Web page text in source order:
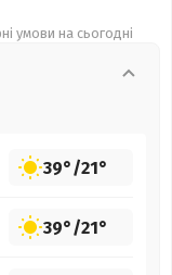
умови на сьогодні
39°/21°
39°/21°